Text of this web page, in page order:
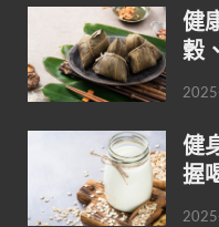
健
穀
健
握